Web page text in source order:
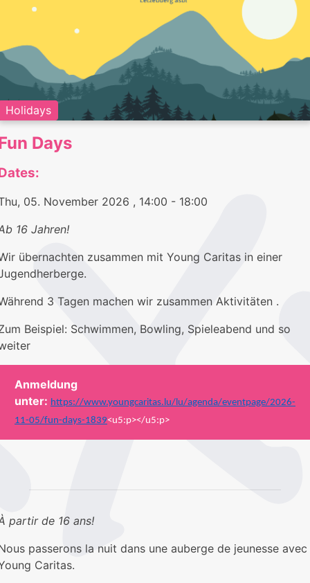
Holidays
Days
05. November 2026 , 14:00 - 18:00
16 Jahren!
übernachten zusammen mit Young Caritas in einer
3 Tagen machen wir zusammen Aktivitäten .
Beispiel: Schwimmen, Bowling, Spieleabend und so
Anmeldung
unter: https://www.youngcaritas.lu/lu/agenda/eventpage/2026-
11-05/fun-days-1839<u5:p></u5:p>
partir de 16 ans!
passerons la nuit dans une auberge de jeunesse avec
Caritas.